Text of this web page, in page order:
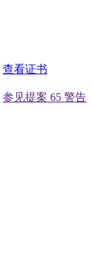
查看证书
参见提案 65 警告